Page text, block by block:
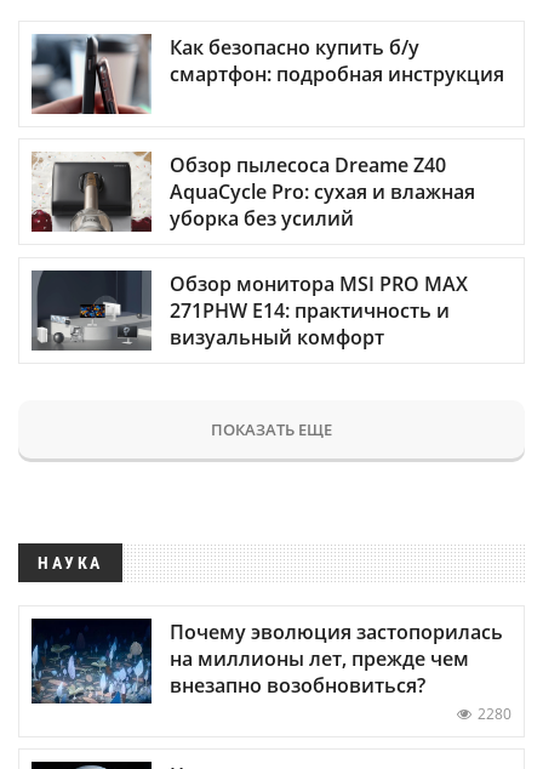
Как безопасно купить б/у
смартфон: подробная инструкция
Обзор пылесоса Dreame Z40
AquaCycle Pro: сухая и влажная
уборка без усилий
Обзор монитора MSI PRO MAX
271PHW E14: практичность и
визуальный комфорт
ПОКАЗАТЬ ЕЩЕ
НАУКА
Почему эволюция застопорилась
на миллионы лет, прежде чем
внезапно возобновиться?
2280